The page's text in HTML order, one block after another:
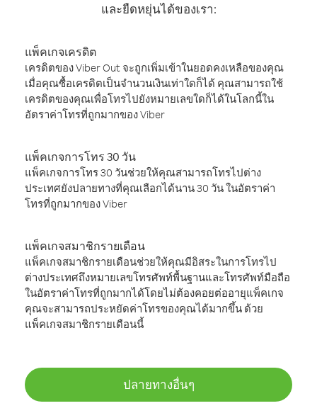
และยืดหยุ่นได้ของเรา:
แพ็คเกจเครดิต
เครดิตของ Viber Out จะถูกเพิ่มเข้าในยอดคงเหลือของคุณ
เมื่อคุณซื้อเครดิตเป็นจำนวนเงินเท่าใดก็ได้ คุณสามารถใช้
เครดิตของคุณเพื่อโทรไปยังหมายเลขใดก็ได้ในโลกนี้ใน
อัตราค่าโทรที่ถูกมากของ Viber
แพ็คเกจการโทร 30 วัน
แพ็คเกจการโทร 30 วันช่วยให้คุณสามารถโทรไปต่าง
ประเทศยังปลายทางที่คุณเลือกได้นาน 30 วัน ในอัตราค่า
โทรที่ถูกมากของ Viber
แพ็คเกจสมาชิกรายเดือน
แพ็คเกจสมาชิกรายเดือนช่วยให้คุณมีอิสระในการโทรไป
ต่างประเทศถึงหมายเลขโทรศัพท์พื้นฐานและโทรศัพท์มือถือ
ในอัตราค่าโทรที่ถูกมากได้โดยไม่ต้องคอยต่ออายุแพ็คเกจ
คุณจะสามารถประหยัดค่าโทรของคุณได้มากขึ้น ด้วย
แพ็คเกจสมาชิกรายเดือนนี้
ปลายทางอื่นๆ